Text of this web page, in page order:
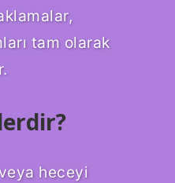
tam olarak
heceyi